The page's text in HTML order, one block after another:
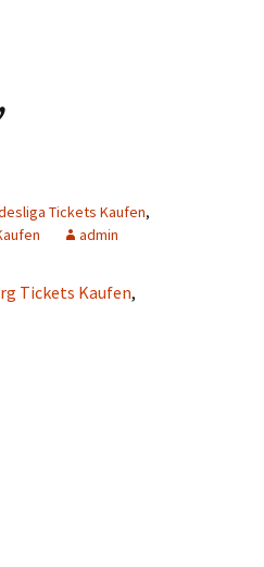
Tickets Kaufen,
admin
Tickets Kaufen,